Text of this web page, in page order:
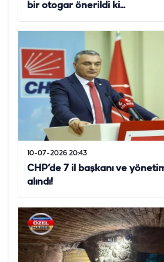
bir otogar önerildi ki...
10-07-2026 20:43
CHP’de 7 il başkanı ve
alındı!